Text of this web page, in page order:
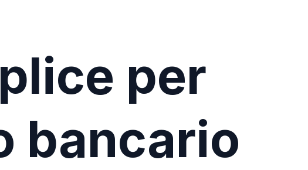
per
bancario